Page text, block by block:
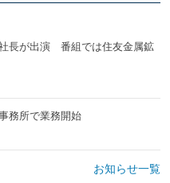
長が出演 番組では住友金属鉱
務所で業務開始
お知らせ一覧